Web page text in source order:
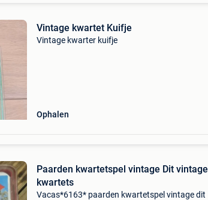
Vintage kwartet Kuifje
Vintage kwarter kuifje
Ophalen
Paarden kwartetspel vintage Dit vintage
kwartets
Vacas*6163* paarden kwartetspel vintage dit